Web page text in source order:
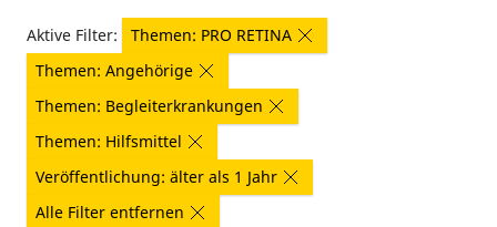
Aktive Filter:
Themen: PRO RETINA
Themen: Angehörige
Themen: Begleiterkrankungen
Themen: Hilfsmittel
Veröffentlichung: älter als 1 Jahr
Alle Filter entfernen